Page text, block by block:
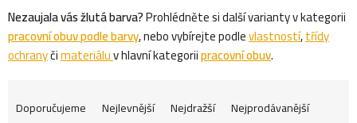
Nezaujala vás žlutá barva?Prohlédněte si další varianty v kategorii
pracovní obuv podle barvy, nebo vybírejte podlevlastností,třídy
ochranyčimateriáluv hlavní kategoriipracovní obuv.
Ř
Doporučujeme Nejlevnější Nejdražší
Nejprodávanější